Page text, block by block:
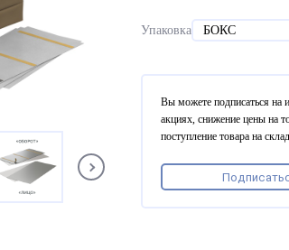
Упаковка БОКС
Вы можете подписаться
акциях, снижение цены на
поступление товара на склад